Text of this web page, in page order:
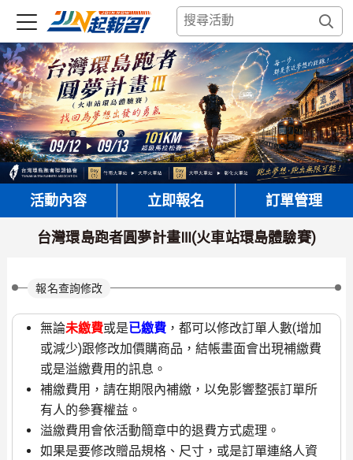
活動內容 立即報名 訂單管理
台灣環島跑者圓夢計畫Ⅲ(火車站環島體驗賽)
報名查詢修改
無論未繳費或是已繳費，都可以修改訂單人數(增加
或減少)跟修改加價購商品，結帳畫面會出現補繳費
或是溢繳費用的訊息。
補繳費用，請在期限內補繳，以免影響整張訂單所
有人的參賽權益。
溢繳費用會依活動簡章中的退費方式處理。
如果是要修改贈品規格、尺寸，或是訂單連絡人資